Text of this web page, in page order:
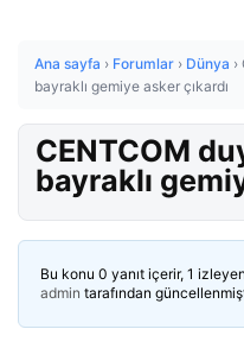
Ana sayfa › Forumlar › Dünya ›
bayraklı gemiye asker çıkardı
CENTCOM
bayraklı
Bu konu 0 yanıt içerir, 1
admin tarafından